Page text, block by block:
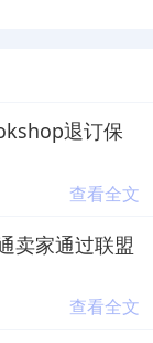
退订保
查看全文
卖家通过联盟
查看全文